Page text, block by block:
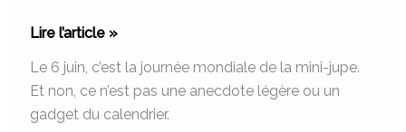
Lire l’article »
Le 6 juin, c’est la journée mondiale de la mini-jupe.
Et non, ce n’est pas une anecdote légère ou un
gadget du calendrier.